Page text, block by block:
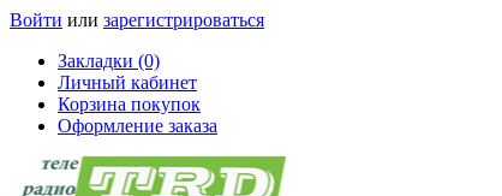
Войти или зарегистрироваться
Закладки (0)
Личный кабинет
Корзина покупок
Оформление заказа